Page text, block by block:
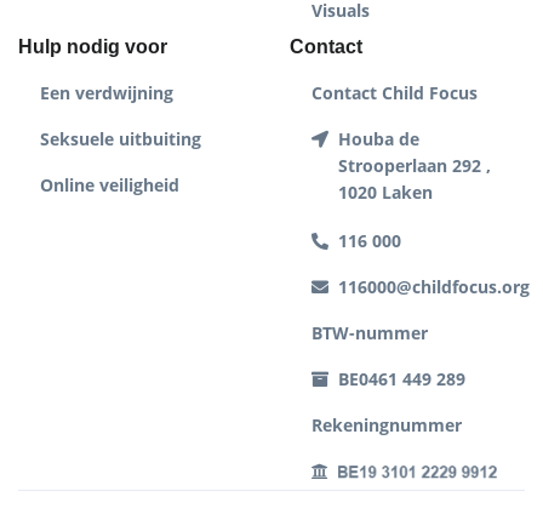
Visuals
Hulp nodig voor
Een verdwijning
Seksuele uitbuiting
Online veiligheid
Contact
Contact Child Focus
Houba de
Strooperlaan 292 ,
1020 Laken
116 000
116000@childfocus.org
BTW-nummer
BE0461 449 289
Rekeningnummer